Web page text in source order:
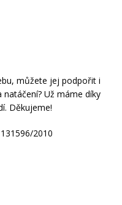
můžete jej podpořit i
Už máme díky
Děkujeme!
2010